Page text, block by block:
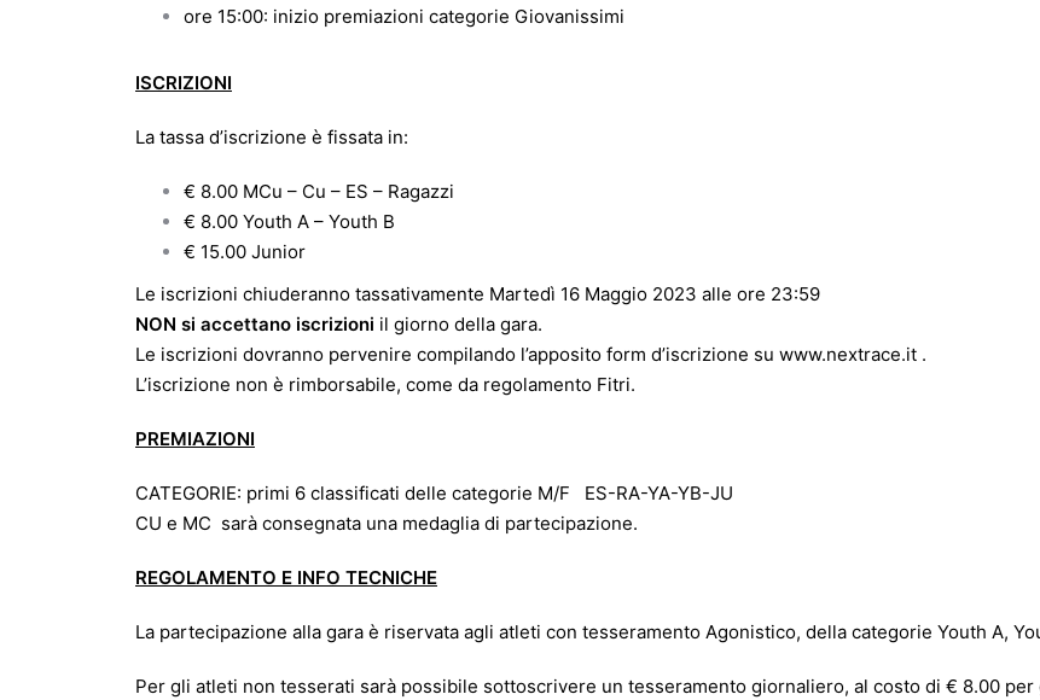
ore 15:00: inizio premiazioni categorie Giovanissimi
ISCRIZIONI
La tassa d’iscrizione è fissata in:
€ 8.00 MCu – Cu – ES – Ragazzi
€ 8.00 Youth A – Youth B
€ 15.00 Junior
Le iscrizioni chiuderanno tassativamente Martedì 16 Maggio 2023 alle ore 23:59
NON si accettano iscrizioni il giorno della gara.
Le iscrizioni dovranno pervenire compilando l’apposito form d’iscrizione su www.nextrace.it .
L’iscrizione non è rimborsabile, come da regolamento Fitri.
PREMIAZIONI
CATEGORIE: primi 6 classificati delle categorie M/F ES-RA-YA-YB-JU
CU e MC sarà consegnata una medaglia di partecipazione.
REGOLAMENTO E INFO TECNICHE
La partecipazione alla gara è riservata agli atleti con tesseramento Agonistico, della categorie Youth A,
Per gli atleti non tesserati sarà possibile sottoscrivere un tesseramento giornaliero, al costo di € 8.00